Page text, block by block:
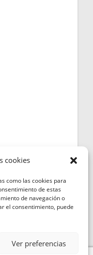
cookies
como las cookies para
de estas
de navegación o
el consentimiento, puede
Ver preferencias
de Cookies
de Privacidad